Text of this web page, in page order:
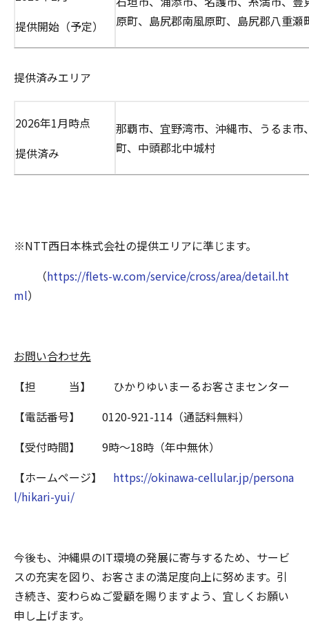
提供開始（予定）
原町、島尻郡南風原町、島尻郡八重瀬
提供済みエリア
2026年1月時点
提供済み
那覇市、宜野湾市、沖縄市、うるま
町、中頭郡北中城村
※NTT西日本株式会社の提供エリアに準じます。
（https://flets-w.com/service/cross/area/detail.ht
ml）
お問い合わせ先
【担 当】 ひかりゆいまーるお客さまセンター
【電話番号】 0120-921-114（通話料無料）
【受付時間】 9時～18時（年中無休）
【ホームページ】 https://okinawa-cellular.jp/persona
l/hikari-yui/
今後も、沖縄県のIT環境の発展に寄与するため、サービ
スの充実を図り、お客さまの満足度向上に努めます。引
き続き、変わらぬご愛顧を賜りますよう、宜しくお願い
申し上げます。